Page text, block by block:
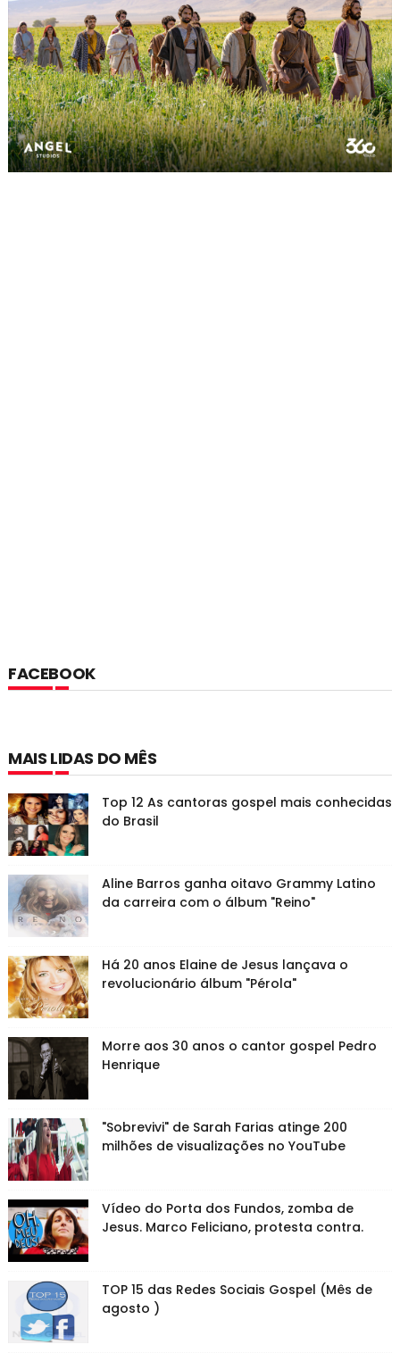
FACEBOOK
MAIS LIDAS DO MÊS
Top 12 As cantoras gospel mais conhecidas
do Brasil
Aline Barros ganha oitavo Grammy Latino
da carreira com o álbum "Reino"
Há 20 anos Elaine de Jesus lançava o
revolucionário álbum "Pérola"
Morre aos 30 anos o cantor gospel Pedro
Henrique
"Sobrevivi" de Sarah Farias atinge 200
milhões de visualizações no YouTube
Vídeo do Porta dos Fundos, zomba de
Jesus. Marco Feliciano, protesta contra.
TOP 15 das Redes Sociais Gospel (Mês de
agosto )